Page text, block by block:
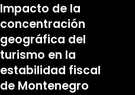
Impacto de la
concentración
geográfica del
turismo en la
estabilidad fiscal
de Montenegro